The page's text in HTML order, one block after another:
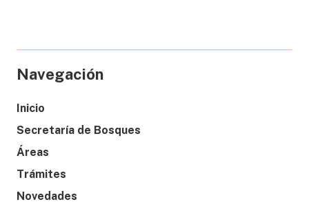
Navegación
Inicio
Secretaría de Bosques
Áreas
Trámites
Novedades